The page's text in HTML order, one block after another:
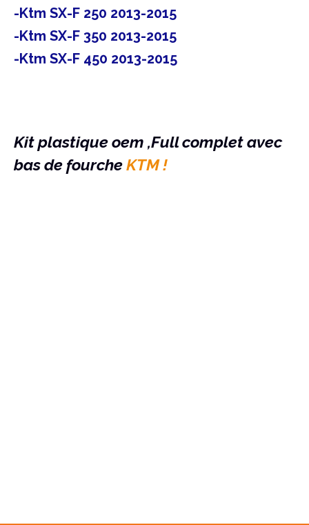
-Ktm SX-F 250 2013-2015
-Ktm SX-F 350 2013-2015
-Ktm SX-F 450 2013-2015
Kit plastique oem ,Full complet avec
bas de fourcheKTM !